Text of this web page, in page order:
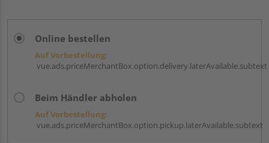
Online bestellen
Auf Vorbestellung:
vue.ads.priceMerchantBox.option.delivery.laterAvailable.subtext
Beim Händler abholen
Auf Vorbestellung:
vue.ads.priceMerchantBox.option.pickup.laterAvailable.subtext